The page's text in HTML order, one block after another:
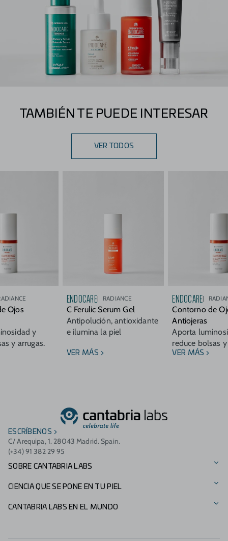
TAMBIÉN TE PUEDE INTERESAR
VER TODOS
Ojos
y
y arrugas.
ENDOCARE RADIANCE
C Ferulic Serum Gel
Antipolución, antioxidante
e ilumina la piel
VER MÁS
ENDOCARE
Contorno de
Antiojeras
Aporta
reduce bolsas
VER MÁS
ESCRÍBENOS
C/ Arequipa, 1. 28043 Madrid. Spain.
(+34) 91 382 29 95
SOBRE CANTABRIA LABS
Nuestra Historia
Visión, misión y valores
CIENCIA QUE SE PONE EN TU PIEL
Nuestras marcas
CANTABRIA LABS EN EL MUNDO